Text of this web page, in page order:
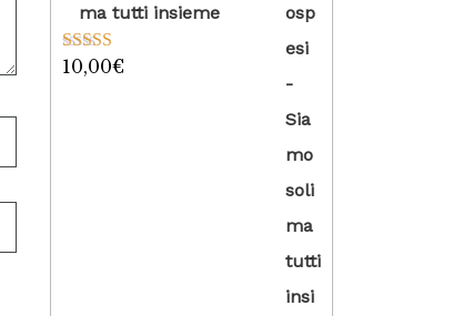
ma tutti insieme
Valutato
10,00€